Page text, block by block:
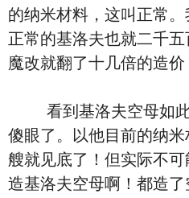
的纳米材料，这叫正常
正常的基洛夫也就二千
魔改就翻了十几倍的造价
看到基洛夫空母如此
傻眼了。以他目前的纳
艘就见底了！但实际不
造基洛夫空母啊！都造